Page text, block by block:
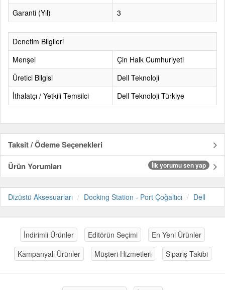
Garanti (Yıl)
3
Denetim Bilgileri
Menşei
Çin Halk Cumhuriyeti
Üretici Bilgisi
Dell Teknoloji
İthalatçı / Yetkili Temsilci
Dell Teknoloji Türkiye
Taksit / Ödeme Seçenekleri
Ürün Yorumları
İlk yorumu sen yap
Dizüstü Aksesuarları Docking Station - Port Çoğaltıcı Dell
İndirimli Ürünler Editörün Seçimi
En Yeni Ürünler
Kampanyalı Ürünler
Müşteri Hizmetleri Sipariş Takibi